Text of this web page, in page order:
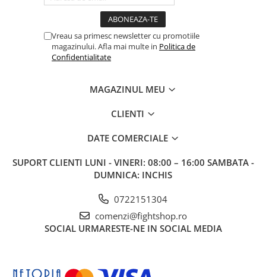
Vreau sa primesc newsletter cu promotiile
magazinului. Afla mai multe in Politica de
Confidentialitate
MAGAZINUL MEU
CLIENTI
DATE COMERCIALE
SUPORT CLIENTI LUNI - VINERI: 08:00 – 16:00 SAMBATA -
DUMNICA: INCHIS
0722151304
comenzi@fightshop.ro
SOCIAL URMARESTE-NE IN SOCIAL MEDIA